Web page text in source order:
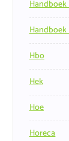
Hbo
Hek
Hoe
Horeca